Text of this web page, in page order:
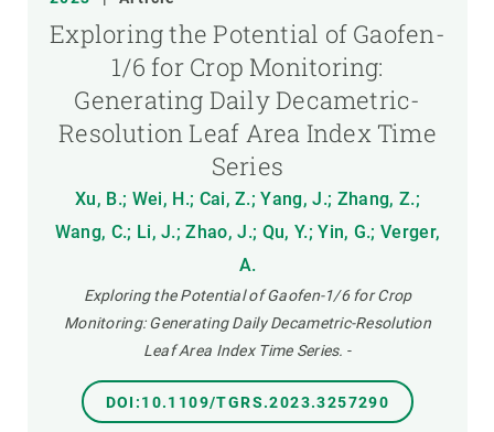
Exploring the Potential of Gaofen-
1/6 for Crop Monitoring:
Generating Daily Decametric-
Resolution Leaf Area Index Time
Series
Xu, B.; Wei, H.; Cai, Z.; Yang, J.; Zhang, Z.;
Wang, C.; Li, J.; Zhao, J.; Qu, Y.; Yin, G.; Verger,
A.
Exploring the Potential of Gaofen-1/6 for Crop
Monitoring: Generating Daily Decametric-Resolution
Leaf Area Index Time Series. -
DOI:10.1109/TGRS.2023.3257290